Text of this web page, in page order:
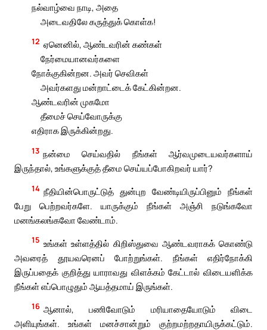
நல்வாழ்வை நாடி, அதை
அடைவதிலே கருத்துக் கொள்க!
12 ஏனெனில், ஆண்டவரின் கண்கள்
நேர்மையானவர்களை
நோக்குகின்றன. அவர் செவிகள்
அவர்களது மன்றாட்டைக் கேட்கின்றன.
ஆண்டவரின் முகமோ
தீமைச் செய்வோருக்கு
எதிராக இருக்கின்றது.
13 நன்மை செய்வதில் நீங்கள் ஆர்வமுடையவர்களாய்
இருந்தால், உங்களுக்குத் தீமை செய்யப்போகிறவர் யார்?
14 நீதியின்பொருட்டுத் துன்புற வேண்டியிருப்பினும் நீங்கள்
பேறு பெற்றவர்களே. யாருக்கும் நீங்கள் அஞ்சி நடுங்கவோ
மனங்கலங்கவோ வேண்டாம்.
15 உங்கள் உள்ளத்தில் கிறிஸ்துவை ஆண்டவராகக் கொண்டு
அவரைத் தூயவரெனப் போற்றுங்கள். நீங்கள் எதிர்நோக்கி
இருப்பதைக் குறித்து யாராவது விளக்கம் கேட்டால் விடையளிக்க
நீங்கள் எப்பொழுதும் ஆயத்தமாய் இருங்கள்.
16 ஆனால், பணிவோடும் மரியாதையோடும் விடை
அளியுங்கள். உங்கள் மனச்சான்றும் குற்றமற்றதாயிருக்கட்டும்.